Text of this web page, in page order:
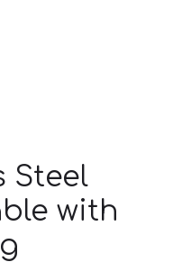
Steel
with